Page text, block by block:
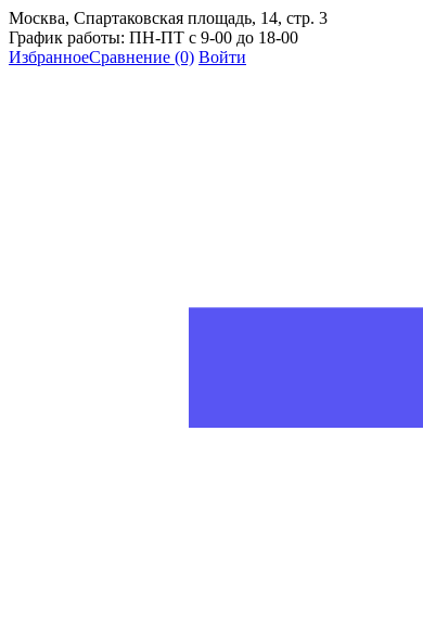
Москва, Спартаковская площадь, 14, стр. 3
График работы: ПН-ПТ с 9-00 до 18-00
ИзбранноеСравнение (0) Войти